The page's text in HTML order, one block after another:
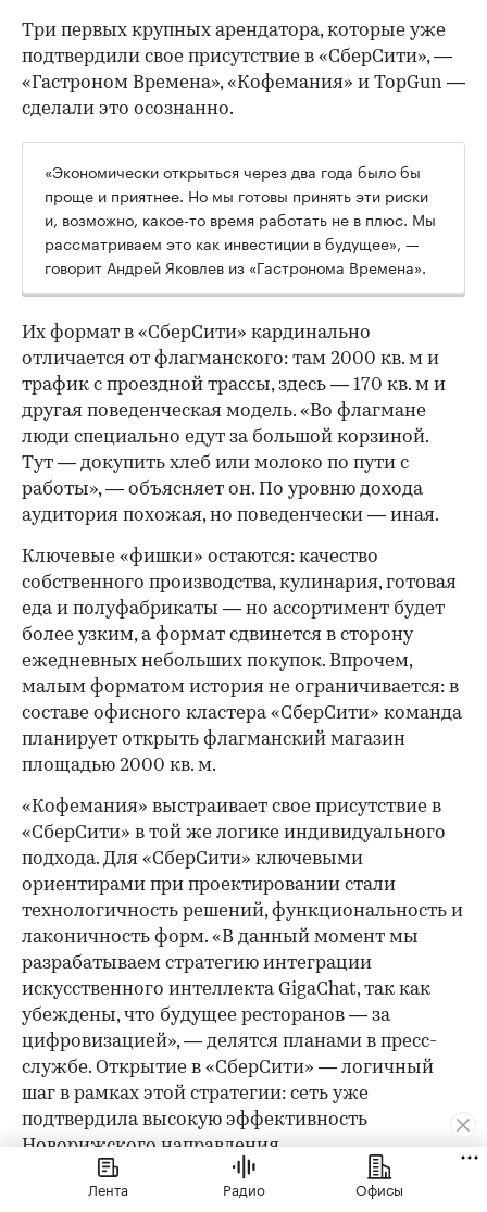
Три первых крупных арендатора, которые уже
подтвердили свое присутствие в «СберСити», —
«Гастроном Времена», «Кофемания» и TopGun —
сделали это осознанно.
«Экономически открыться через два года было бы
проще и приятнее. Но мы готовы принять эти риски
и, возможно, какое-то время работать не в плюс. Мы
рассматриваем это как инвестиции в будущее», —
говорит Андрей Яковлев из «Гастронома Времена».
Их формат в «СберСити» кардинально
отличается от флагманского: там 2000 кв. м и
трафик с проездной трассы, здесь — 170 кв. м и
другая поведенческая модель. «Во флагмане
люди специально едут за большой корзиной.
Тут — докупить хлеб или молоко по пути с
работы», — объясняет он. По уровню дохода
аудитория похожая, но поведенчески — иная.
Ключевые «фишки» остаются: качество
собственного производства, кулинария, готовая
еда и полуфабрикаты — но ассортимент будет
более узким, а формат сдвинется в сторону
ежедневных небольших покупок. Впрочем,
малым форматом история не ограничивается: в
составе офисного кластера «СберСити» команда
планирует открыть флагманский магазин
площадью 2000 кв. м.
«Кофемания» выстраивает свое присутствие в
«СберСити» в той же логике индивидуального
подхода. Для «СберСити» ключевыми
ориентирами при проектировании стали
технологичность решений, функциональность и
лаконичность форм. «В данный момент мы
разрабатываем стратегию интеграции
искусственного интеллекта GigaChat, так как
убеждены, что будущее ресторанов — за
цифровизацией», — делятся планами в пресс-
службе. Открытие в «СберСити» — логичный
шаг в рамках этой стратегии: сеть уже
подтвердила высокую эффективность
Новорижского направления.
Как арендатору не прогадать
Лента Радио Офисы